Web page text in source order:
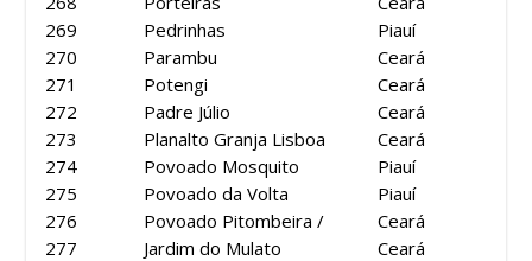
269
270
271
272
273
274
275
276
277
Pedrinhas
Parambu
Potengi
Padre Júlio
Planalto Granja Lisboa
Povoado Mosquito
Povoado da Volta
Povoado Pitombeira /
Jardim do Mulato
Piauí
Ceará
Ceará
Ceará
Ceará
Piauí
Piauí
Ceará
Ceará